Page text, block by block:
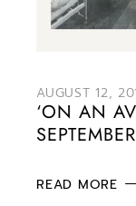
AUGUST 12,
‘ON AN
READ MORE